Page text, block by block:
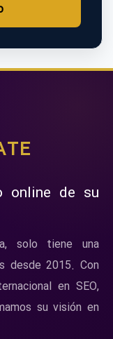
online de su
solo tiene una
desde 2015. Con
en SEO,
su visión en